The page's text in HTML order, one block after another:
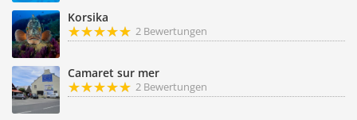
Korsika
2 Bewertungen
Camaret sur mer
2 Bewertungen